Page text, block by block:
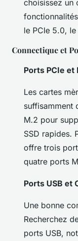
choisissez un
le PCIe 5.0,
Connectique et
Ports PCIe et
Les cartes
suffisamment
M.2 pour
SSD rapides.
offre trois
quatre ports
Ports USB et
Une bonne
Recherchez
ports USB,